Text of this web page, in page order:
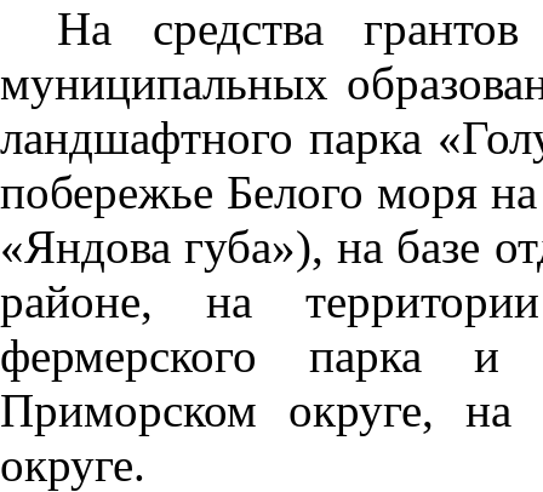
На средства
муниципальных
ландшафтного парка
побережье Белого моря
«Яндова губа»), на базе
районе, на
фермерского парка и
Приморском округе,
округе.